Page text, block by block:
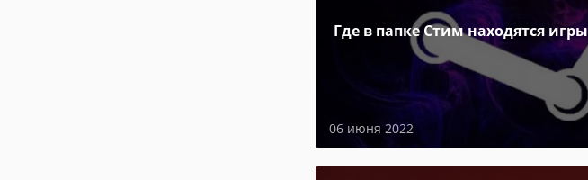
Где в папке Стим находятся игры
06 июня 2022